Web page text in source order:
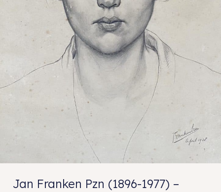
Jan Franken Pzn (1896-1977) –